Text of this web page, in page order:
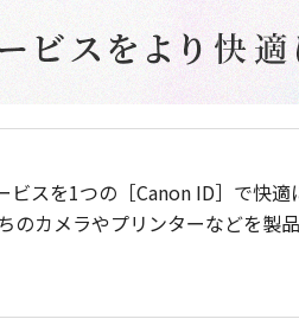
スを1つの［Canon ID］で快適
カメラやプリンターなどを製